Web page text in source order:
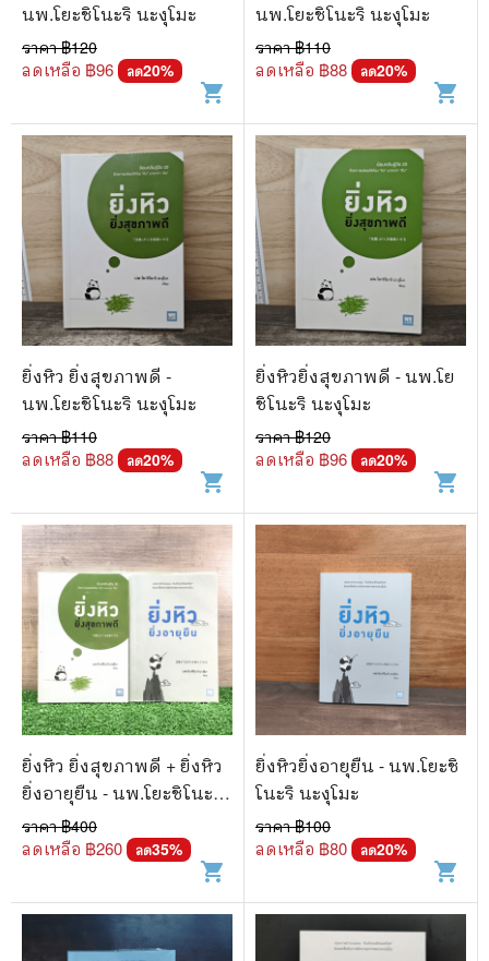
นพ.โยะชิโนะริ นะงุโมะ
ราคา ฿120
ลดเหลือ ฿96 ลด20%
shopping_cart
นพ.โยะชิโนะริ นะงุโมะ
ราคา ฿110
ลดเหลือ ฿88 ลด20%
shopping_cart
ยิ่งหิว ยิ่งสุขภาพดี -
นพ.โยะชิโนะริ นะงุโมะ
ราคา ฿110
ลดเหลือ ฿88 ลด20%
shopping_cart
ยิ่งหิวยิ่งสุขภาพดี - นพ.โย
ชิโนะริ นะงุโมะ
ราคา ฿120
ลดเหลือ ฿96 ลด20%
shopping_cart
ยิ่งหิว ยิ่งสุขภาพดี + ยิ่งหิว
ยิ่งอายุยืน - นพ.โยะชิโนะริ
นะงุโมะ
ราคา ฿400
ลดเหลือ ฿260 ลด35%
shopping_cart
ยิ่งหิวยิ่งอายุยืน - นพ.โยะชิ
โนะริ นะงุโมะ
ราคา ฿100
ลดเหลือ ฿80 ลด20%
shopping_cart
🎲 Board Game
📅 สินค้าอื่นๆ